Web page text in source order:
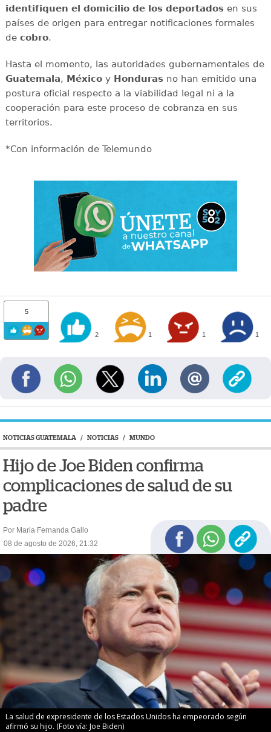
identifiquen el domicilio de los deportadosen sus
países de origen para entregar notificaciones formales
de cobro.
Hasta el momento, las autoridades gubernamentales de
Guatemala, Méxicoy Hondurasno han emitido una
postura oficial respecto a la viabilidad legal ni a la
cooperación para este proceso de cobranza en sus
territorios.
*Con información de Telemundo
5
2 1 1 1
NOTICIAS GUATEMALA / NOTICIAS / MUNDO
Hijo de Joe Biden confirma
complicaciones de salud de su
padre
Por Maria Fernanda Gallo
08 de agosto de 2026, 21:32
La salud de expresidente de los Estados Unidos ha empeorado según
afirmó su hijo. (Foto vía: Joe Biden)